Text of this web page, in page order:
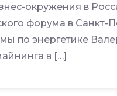
окружения в
форума в Санкт-
по энергетике
в […]